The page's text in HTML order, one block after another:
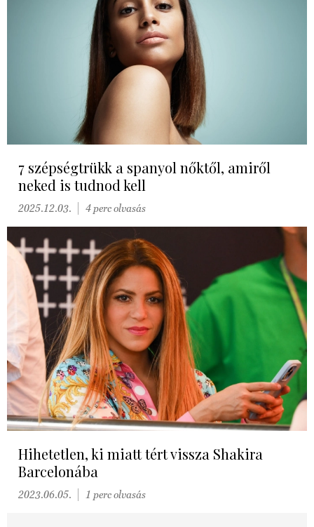
7 szépségtrükk a spanyol nőktől, amiről
neked is tudnod kell
2025.12.03. 4 perc olvasás
Hihetetlen, ki miatt tért vissza Shakira
Barcelonába
2023.06.05. 1 perc olvasás